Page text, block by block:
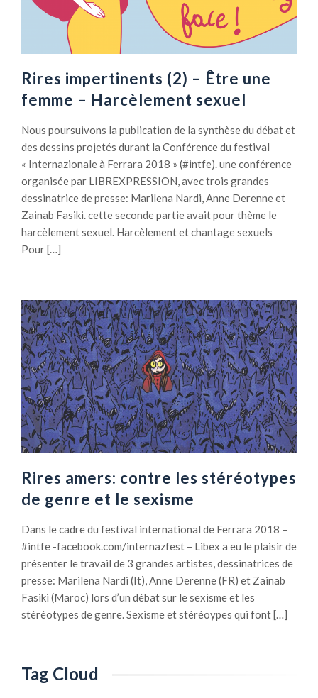
Rires impertinents (2) – Être une
femme – Harcèlement sexuel
Nous poursuivons la publication de la synthèse du débat et
des dessins projetés durant la Conférence du festival
« Internazionale à Ferrara 2018 » (#intfe). une conférence
organisée par LIBREXPRESSION, avec trois grandes
dessinatrice de presse: Marilena Nardi, Anne Derenne et
Zainab Fasiki. cette seconde partie avait pour thème le
harcèlement sexuel. Harcèlement et chantage sexuels
Pour […]
Rires amers: contre les stéréotypes
de genre et le sexisme
Dans le cadre du festival international de Ferrara 2018 –
#intfe -facebook.com/internazfest – Libex a eu le plaisir de
présenter le travail de 3 grandes artistes, dessinatrices de
presse: Marilena Nardi (It), Anne Derenne (FR) et Zainab
Fasiki (Maroc) lors d’un débat sur le sexisme et les
stéréotypes de genre. Sexisme et stéréoypes qui font […]
Tag Cloud